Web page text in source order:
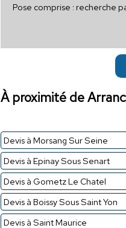
Pose comprise : recherche
À proximité de
Devis à Morsang Sur Seine
Devis à Epinay Sous Senart
Devis à Gometz Le Chatel
Devis à Boissy Sous Saint Yon
Devis à Saint Maurice